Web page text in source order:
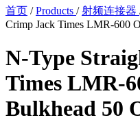
首页 / Products / 射频连接器
Crimp Jack Times LMR-600
N-Type
Times LMR-
Bulkhead 50